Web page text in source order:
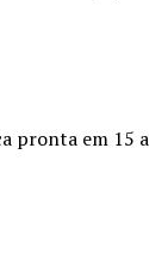
pronta em 15 a